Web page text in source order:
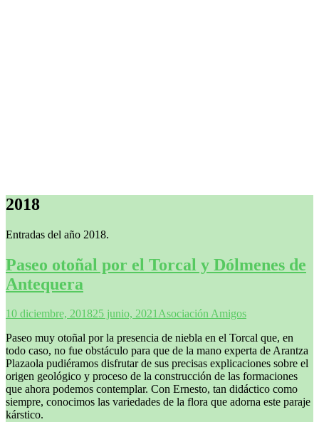
2018
Entradas del año 2018.
Paseo otoñal por el Torcal y Dólmenes de
Antequera
10 diciembre, 201825 junio, 2021Asociación Amigos
Paseo muy otoñal por la presencia de niebla en el Torcal que, en
todo caso, no fue obstáculo para que de la mano experta de Arantza
Plazaola pudiéramos disfrutar de sus precisas explicaciones sobre el
origen geológico y proceso de la construcción de las formaciones
que ahora podemos contemplar. Con Ernesto, tan didáctico como
siempre, conocimos las variedades de la flora que adorna este paraje
kárstico.